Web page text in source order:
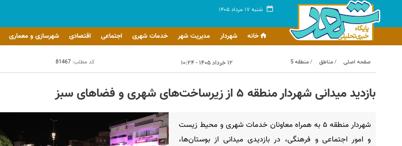
شنبه ۱۷ مرداد ۱۴۰۵
خانه شهردار مدیریت شهر خدمات شهری اجتماعی اقتصادی شهرسازی و معماری
صفحه اصلی مناطق منطقه 5 ۱۲ خرداد ۱۴۰۵ - ۱۰:۲۴ کد مطلب: 81467
بازدید میدانی شهردار منطقه ۵ از زیرساخت‌های شهری و فضاهای سبز
شهردار منطقه ۵ به همراه معاونان خدمات شهری و محیط زیست
و امور اجتماعی و فرهنگی، در بازدیدی میدانی از بوستان‌ها،